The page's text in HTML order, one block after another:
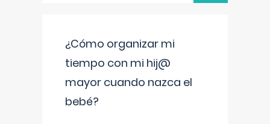
¿Cómo organizar mi
tiempo con mi hij@
mayor cuando nazca el
bebé?